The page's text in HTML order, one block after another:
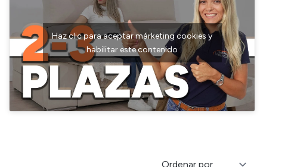
Haz clic para aceptar márketing cookies y
habilitar este contenido